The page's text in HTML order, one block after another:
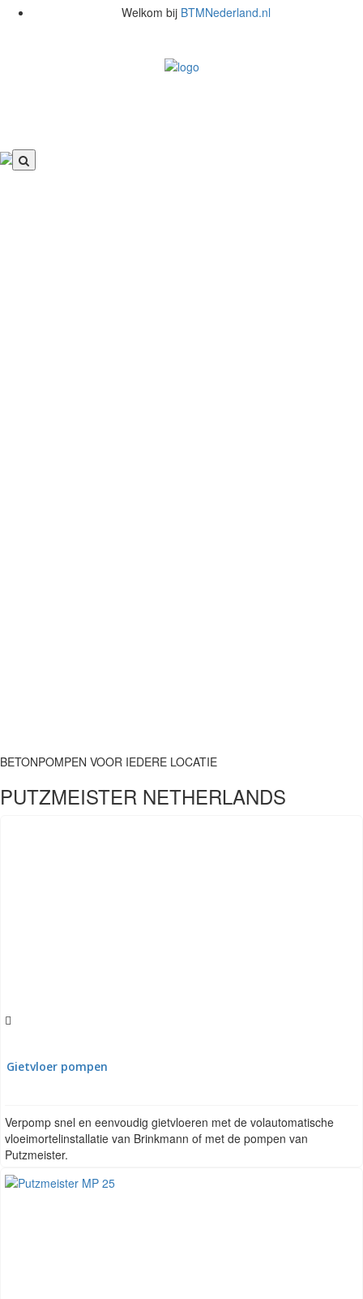
Welkom bij BTMNederland.nl
BETONPOMPEN VOOR IEDERE LOCATIE
PUTZMEISTER NETHERLANDS
Gietvloer pompen
Verpomp snel en eenvoudig gietvloeren met de volautomatische
vloeimortelinstallatie van Brinkmann of met de pompen van
Putzmeister.